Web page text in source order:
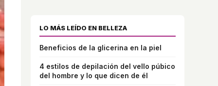
LO MÁS LEÍDO EN BELLEZA
Beneficios de la glicerina en la piel
4 estilos de depilación del vello púbico
del hombre y lo que dicen de él